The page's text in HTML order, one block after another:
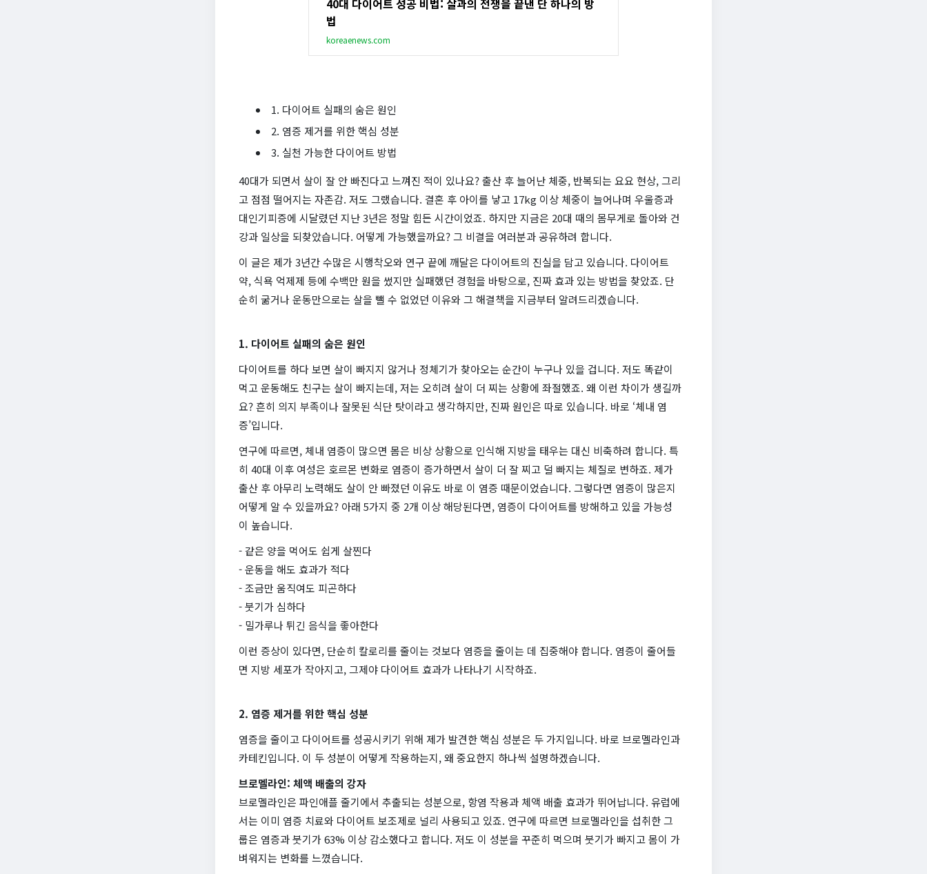
40대 다이어트 성공 비법: 살과의 전쟁을 끝낸 단 하나의 방
법
koreaenews.com
1. 다이어트 실패의 숨은 원인
2. 염증 제거를 위한 핵심 성분
3. 실천 가능한 다이어트 방법
40대가 되면서 살이 잘 안 빠진다고 느껴진 적이 있나요? 출산 후 늘어난 체중, 반복되는 요요 현상, 그리
고 점점 떨어지는 자존감. 저도 그랬습니다. 결혼 후 아이를 낳고 17kg 이상 체중이 늘어나며 우울증과
대인기피증에 시달렸던 지난 3년은 정말 힘든 시간이었죠. 하지만 지금은 20대 때의 몸무게로 돌아와 건
강과 일상을 되찾았습니다. 어떻게 가능했을까요? 그 비결을 여러분과 공유하려 합니다.
이 글은 제가 3년간 수많은 시행착오와 연구 끝에 깨달은 다이어트의 진실을 담고 있습니다. 다이어트
약, 식욕 억제제 등에 수백만 원을 썼지만 실패했던 경험을 바탕으로, 진짜 효과 있는 방법을 찾았죠. 단
순히 굶거나 운동만으로는 살을 뺄 수 없었던 이유와 그 해결책을 지금부터 알려드리겠습니다.
1. 다이어트 실패의 숨은 원인
다이어트를 하다 보면 살이 빠지지 않거나 정체기가 찾아오는 순간이 누구나 있을 겁니다. 저도 똑같이
먹고 운동해도 친구는 살이 빠지는데, 저는 오히려 살이 더 찌는 상황에 좌절했죠. 왜 이런 차이가 생길까
요? 흔히 의지 부족이나 잘못된 식단 탓이라고 생각하지만, 진짜 원인은 따로 있습니다. 바로 ‘체내 염
증’입니다.
연구에 따르면, 체내 염증이 많으면 몸은 비상 상황으로 인식해 지방을 태우는 대신 비축하려 합니다. 특
히 40대 이후 여성은 호르몬 변화로 염증이 증가하면서 살이 더 잘 찌고 덜 빠지는 체질로 변하죠. 제가
출산 후 아무리 노력해도 살이 안 빠졌던 이유도 바로 이 염증 때문이었습니다. 그렇다면 염증이 많은지
어떻게 알 수 있을까요? 아래 5가지 중 2개 이상 해당된다면, 염증이 다이어트를 방해하고 있을 가능성
이 높습니다.
- 같은 양을 먹어도 쉽게 살찐다
- 운동을 해도 효과가 적다
- 조금만 움직여도 피곤하다
- 붓기가 심하다
- 밀가루나 튀긴 음식을 좋아한다
이런 증상이 있다면, 단순히 칼로리를 줄이는 것보다 염증을 줄이는 데 집중해야 합니다. 염증이 줄어들
면 지방 세포가 작아지고, 그제야 다이어트 효과가 나타나기 시작하죠.
2. 염증 제거를 위한 핵심 성분
염증을 줄이고 다이어트를 성공시키기 위해 제가 발견한 핵심 성분은 두 가지입니다. 바로 브로멜라인과
카테킨입니다. 이 두 성분이 어떻게 작용하는지, 왜 중요한지 하나씩 설명하겠습니다.
브로멜라인: 체액 배출의 강자
브로멜라인은 파인애플 줄기에서 추출되는 성분으로, 항염 작용과 체액 배출 효과가 뛰어납니다. 유럽에
서는 이미 염증 치료와 다이어트 보조제로 널리 사용되고 있죠. 연구에 따르면 브로멜라인을 섭취한 그
룹은 염증과 붓기가 63% 이상 감소했다고 합니다. 저도 이 성분을 꾸준히 먹으며 붓기가 빠지고 몸이 가
벼워지는 변화를 느꼈습니다.